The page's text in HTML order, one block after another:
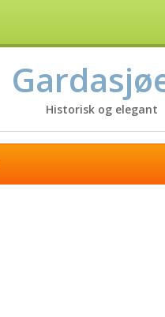
Historisk og elegant